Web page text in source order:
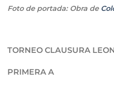
Foto de portada: Obra de
TORNEO CLAUSURA
PRIMERA A